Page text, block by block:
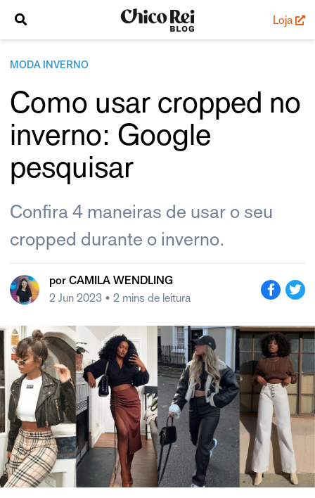
Loja
MODA INVERNO
Como usar cropped no
inverno: Google
pesquisar
Confira 4 maneiras de usar o seu
cropped durante o inverno.
por CAMILA WENDLING
2 Jun 2023 • 2 mins de leitura